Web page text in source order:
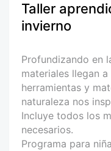
Taller
invierno
Profundizando en
materiales llegan
herramientas y
naturaleza nos
Incluye todos los
necesarios.
Programa para